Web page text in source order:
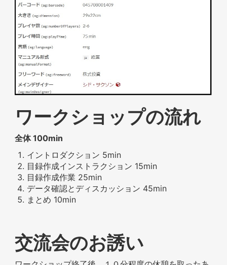
ワークショップの流れ
全体 100min
イントロダクション 5min
目録作成インストラクション 15min
目録作成作業 25min
データ確認とディスカッション 45min
まとめ 10min
交流会のお誘い